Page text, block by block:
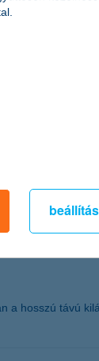
a hosszú távú